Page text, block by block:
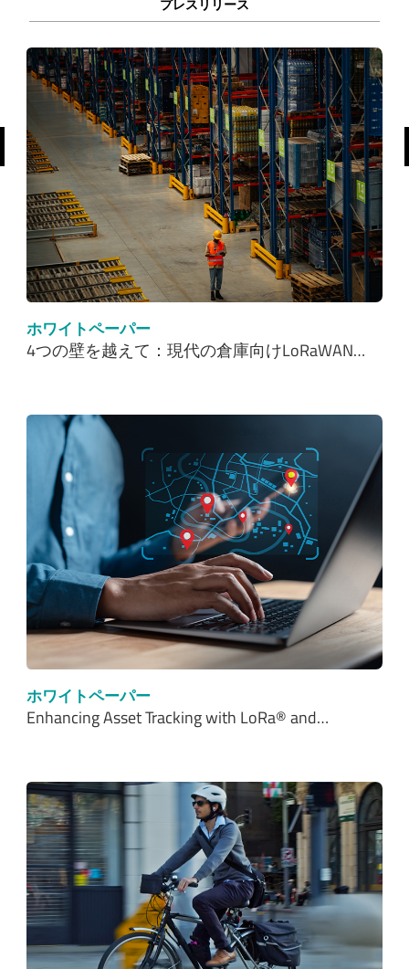
プレスリリース
ホワイトペーパー
4つの壁を越えて：現代の倉庫向けLoRaWAN…
ホワイトペーパー
Enhancing Asset Tracking with LoRa® and…